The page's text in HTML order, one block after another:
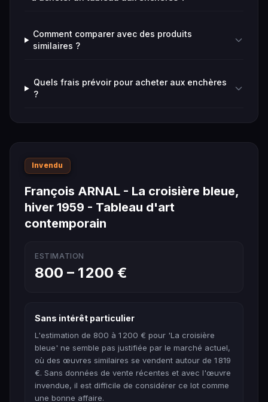
Comment comparer avec des produits
similaires ?
Quels frais prévoir pour acheter aux enchères
?
Invendu
François ARNAL - La croisière bleue,
hiver 1959 - Tableau d'art
contemporain
ESTIMATION
800 – 1 200 €
Sans intérêt particulier
L'estimation de 800 à 1 200 € pour 'La croisière
bleue' ne semble pas justifiée par le marché actuel,
où des œuvres similaires se vendent autour de 1 819
€. Sans données de vente récentes et avec l'œuvre
invendue, il est difficile de considérer ce lot comme
une bonne affaire.